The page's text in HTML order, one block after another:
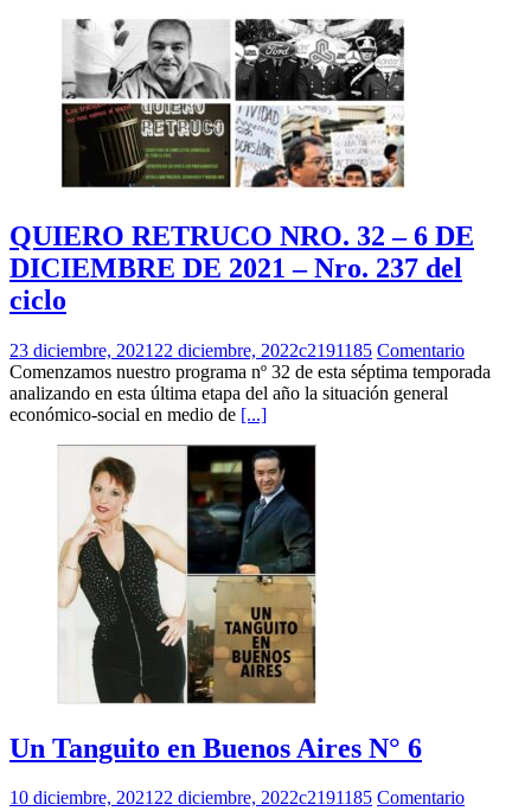
QUIERO RETRUCO NRO. 32 – 6 DE
DICIEMBRE DE 2021 – Nro. 237 del
ciclo
23 diciembre, 2021 22 diciembre, 2022c2191185 Comentario
Comenzamos nuestro programa nº 32 de esta séptima temporada
analizando en esta última etapa del año la situación general
económico-social en medio de [...]
Un Tanguito en Buenos Aires N° 6
10 diciembre, 202122 diciembre, 2022c2191185 Comentario